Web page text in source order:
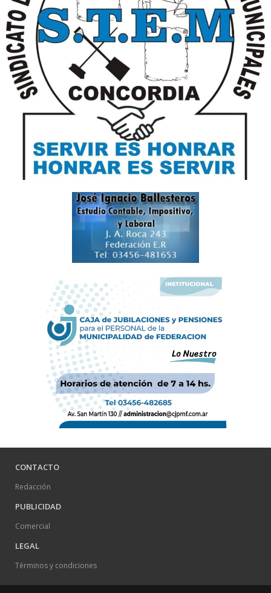
CONTACTO
Redacción
PUBLICIDAD
Comercial
LEGAL
Términos y condiciones